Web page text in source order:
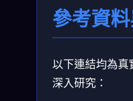
參考資
以下連結均為
深入研究：